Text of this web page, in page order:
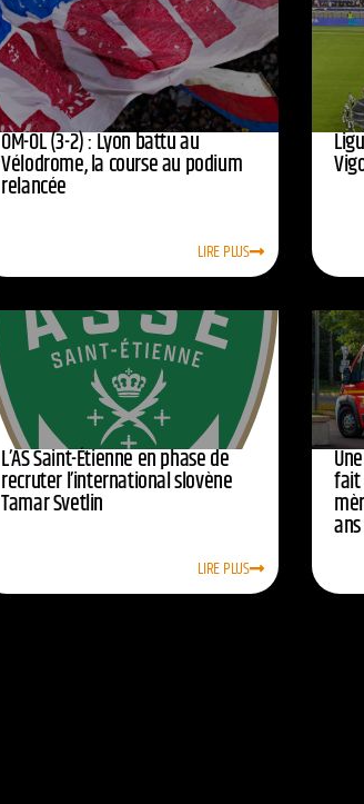
OM-OL (3-2) : Lyon battu au
Vélodrome, la course au podium
relancée
LIRE PLUS
L’AS Saint-Étienne en phase de
recruter l’international slovène
Tamar Svetlin
LIRE PLUS
fait
ans